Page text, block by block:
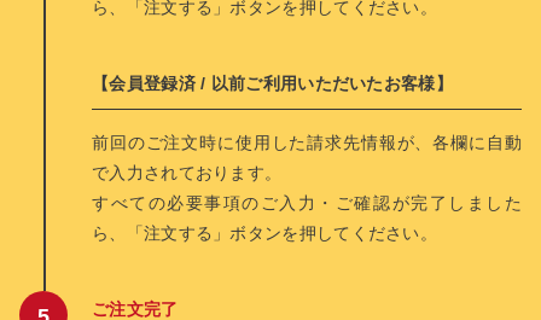
ら、「注文する」ボタンを押してください。
【会員登録済 / 以前ご利用いただいたお客様】
前回のご注文時に使用した請求先情報が、各欄に自動
で入力されております。
すべての必要事項のご入力・ご確認が完了しました
ら、「注文する」ボタンを押してください。
ご注文完了